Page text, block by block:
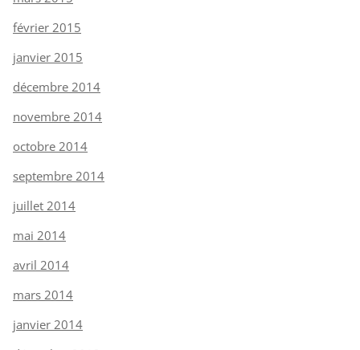
février 2015
janvier 2015
décembre 2014
novembre 2014
octobre 2014
septembre 2014
juillet 2014
mai 2014
avril 2014
mars 2014
janvier 2014